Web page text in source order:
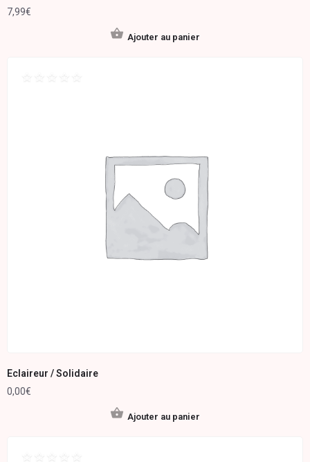
7,99€
Ajouter au panier
Eclaireur / Solidaire
0,00€
Ajouter au panier